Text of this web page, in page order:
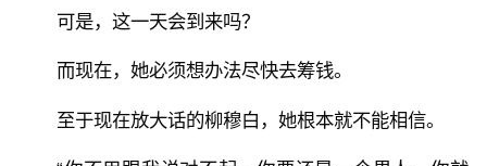
可是，这一天会到来吗？
而现在，她必须想办法尽快去筹钱。
至于现在放大话的柳穆白，她根本就不能相信。